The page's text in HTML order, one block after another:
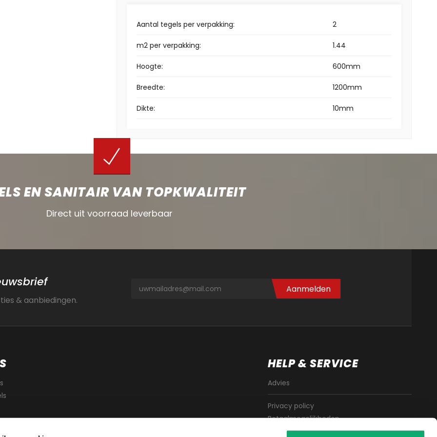
Aantal tegels per verpakking: 2
m2 per verpakking: 1.44
Hoogte: 600mm
Breedte: 1200mm
Dikte: 10mm
EN SANITAIR VAN TOPKWALITEIT
Direct uit voorraad leverbaar
& aanbiedingen.
Aanmelden
HELP & SERVICE
Advies
Privacy policy
Betaalmogelijkheden
Algemene voorwaarden